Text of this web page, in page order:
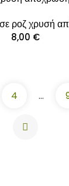
σε ροζ χρυσή
8,00 €
χρυσή
4 …